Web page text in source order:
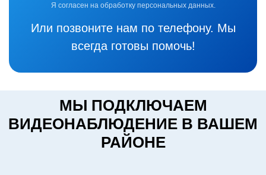
Я согласен на обработку персональных данных.
Или позвоните нам по телефону. Мы
всегда готовы помочь!
МЫ ПОДКЛЮЧАЕМ
ВИДЕОНАБЛЮДЕНИЕ В ВАШЕМ
РАЙОНЕ